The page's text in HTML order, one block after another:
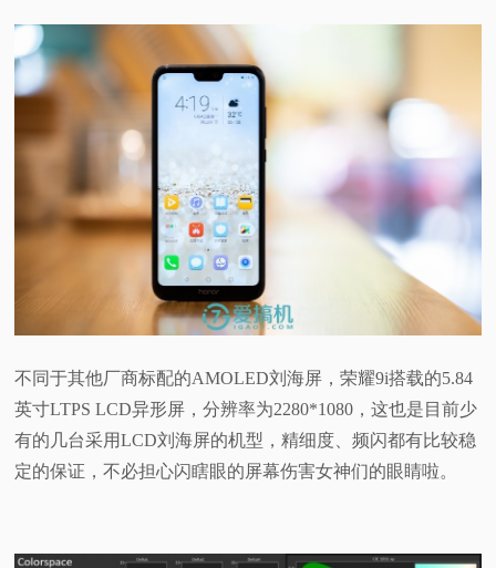
不同于其他厂商标配的AMOLED刘海屏，荣耀9i搭载的5.84
英寸LTPS LCD异形屏，分辨率为2280*1080，这也是目前少
有的几台采用LCD刘海屏的机型，精细度、频闪都有比较稳
定的保证，不必担心闪瞎眼的屏幕伤害女神们的眼睛啦。